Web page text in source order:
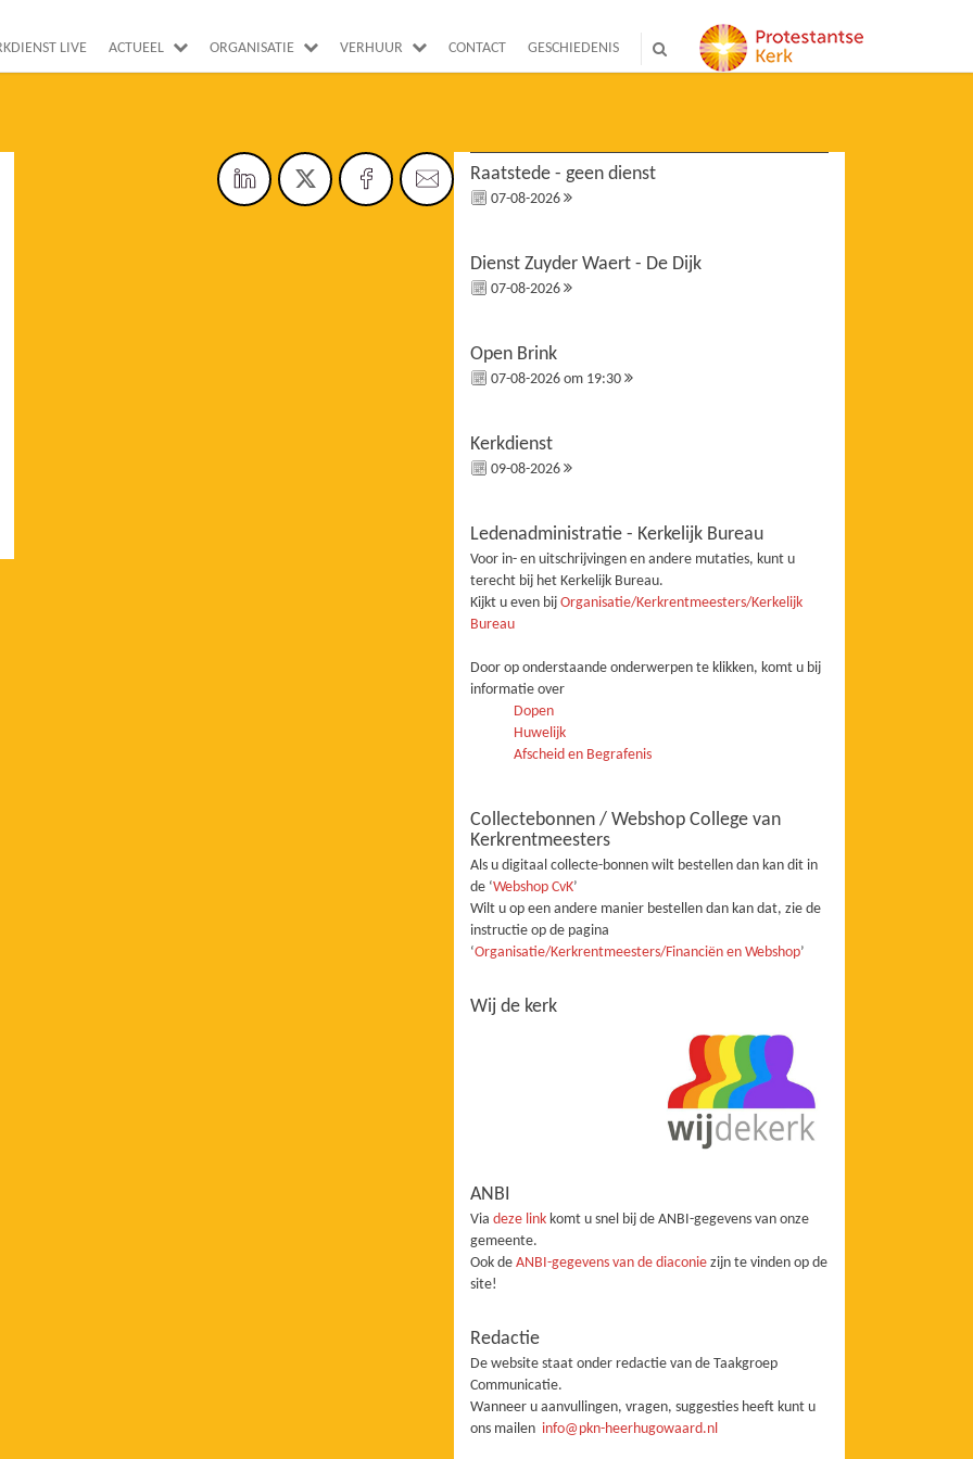
LIVE ACTUEEL ORGANISATIE VERHUUR CONTACT GESCHIEDENIS
Raatstede - geen dienst
07-08-2026
Dienst Zuyder Waert - De Dijk
07-08-2026
Open Brink
07-08-2026 om 19:30
Kerkdienst
09-08-2026
Ledenadministratie - Kerkelijk Bureau
Voor in- en uitschrijvingen en andere mutaties, kunt u
terecht bij het Kerkelijk Bureau.
Kijkt u even bijOrganisatie/Kerkrentmeesters/Kerkelijk
Bureau
Door op onderstaande onderwerpen te klikken, komt u bij
informatie over
Dopen
Huwelijk
Afscheid en Begrafenis
Collectebonnen / Webshop College van
Kerkrentmeesters
Als u digitaal collecte-bonnen wilt bestellen dan kan dit in
de ‘Webshop CvK’
Wilt u op een andere manier bestellen dan kan dat, zie de
instructie op de pagina
‘Organisatie/Kerkrentmeesters/Financiën en Webshop’
Wij de kerk
ANBI
Viadeze link komt u snel bij de ANBI-gegevens van onze
gemeente.
Ook deANBI-gegevens van de diaconiezijn te vinden op de
site!
Redactie
De website staat onder redactie van de Taakgroep
Communicatie.
Wanneer u aanvullingen, vragen, suggesties heeft kunt u
ons mailen info@pkn-heerhugowaard.nl